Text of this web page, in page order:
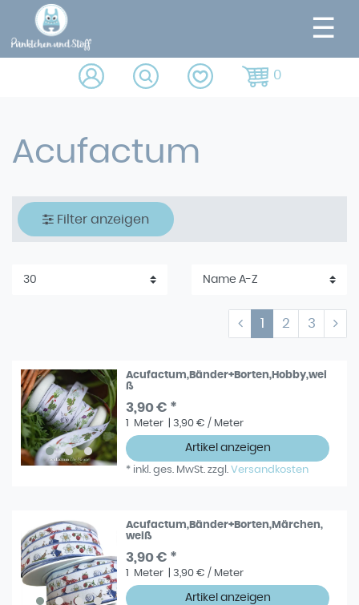
☰
0
Acufactum
Filter anzeigen
2 3
Acufactum,Bänder+Borten,Hobby,wei
ß
3,90 € *
1 Meter | 3,90 € / Meter
Artikel anzeigen
* inkl. ges. MwSt. zzgl.Versandkosten
Acufactum,Bänder+Borten,Märchen,
weiß
3,90 € *
1 Meter | 3,90 € / Meter
Artikel anzeigen